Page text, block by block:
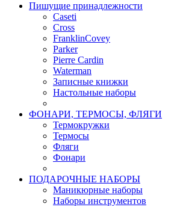
Пишущие принадлежности
Caseti
Cross
FranklinCovey
Parker
Pierre Cardin
Waterman
Записные книжки
Настольные наборы
ФОНАРИ, ТЕРМОСЫ, ФЛЯГИ
Термокружки
Термосы
Фляги
Фонари
ПОДАРОЧНЫЕ НАБОРЫ
Маникюрные наборы
Наборы инструментов